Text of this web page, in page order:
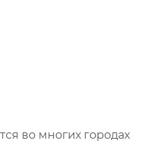
во многих городах